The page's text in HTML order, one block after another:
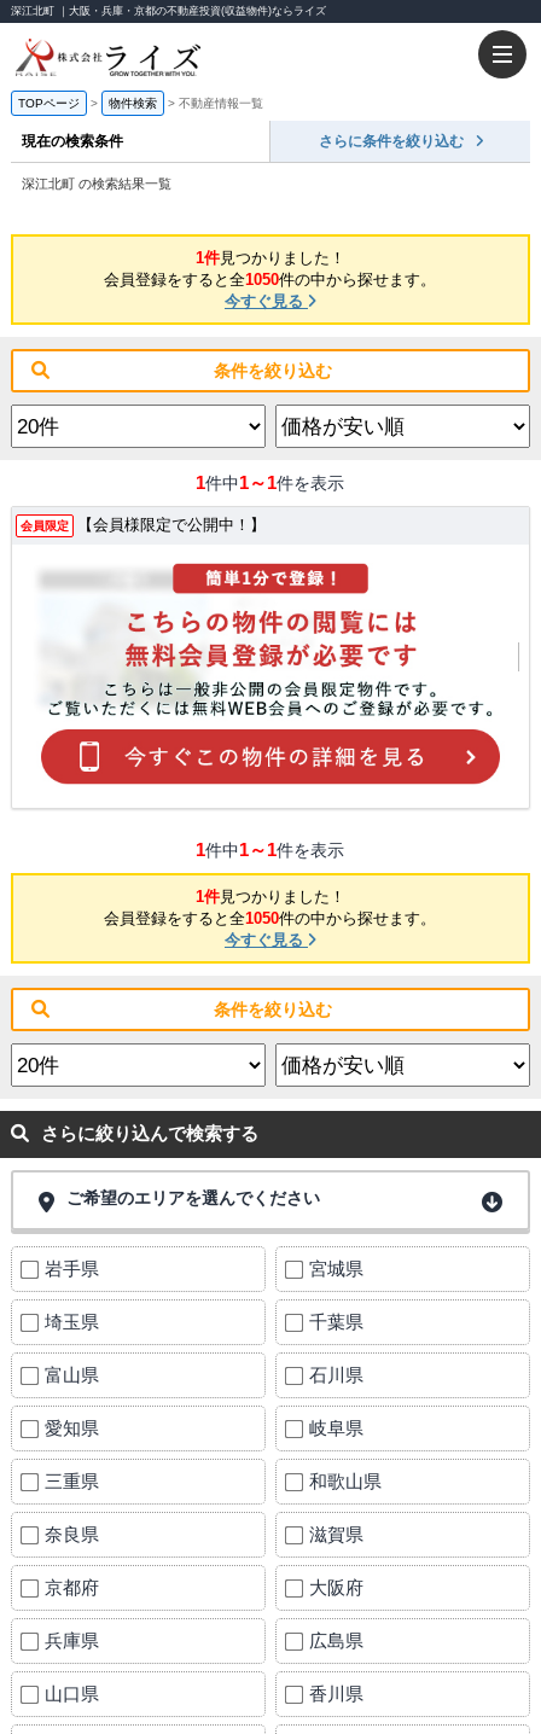
深江北町 ｜大阪・兵庫・京都の不動産投資(収益物件)ならライズ
TOPページ 物件検索 不動産情報一覧
現在の検索条件 さらに条件を絞り込む
深江北町 の検索結果一覧
1件見つかりました！
会員登録をすると全1050件の中から探せます。
今すぐ見る
条件を絞り込む
1件中1～1件を表示
会員限定 【会員様限定で公開中！】
1件中1～1件を表示
1件見つかりました！
会員登録をすると全1050件の中から探せます。
今すぐ見る
条件を絞り込む
さらに絞り込んで検索する
ご希望のエリアを選んでください
岩手県 宮城県
埼玉県 千葉県
富山県 石川県
愛知県 岐阜県
三重県 和歌山県
奈良県 滋賀県
京都府 大阪府
兵庫県 広島県
山口県 香川県